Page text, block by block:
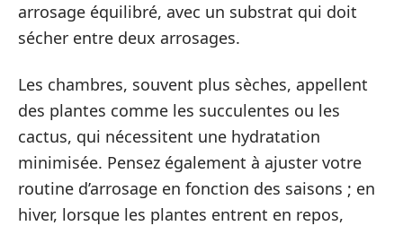
arrosage équilibré, avec un substrat qui doit
sécher entre deux arrosages.
Les chambres, souvent plus sèches, appellent
des plantes comme les succulentes ou les
cactus, qui nécessitent une hydratation
minimisée. Pensez également à ajuster votre
routine d’arrosage en fonction des saisons ; en
hiver, lorsque les plantes entrent en repos,